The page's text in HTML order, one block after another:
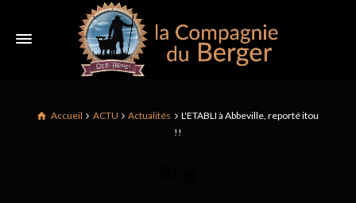
Accueil ACTU Actualités
L'ETABLI à Abbeville, reporté itou
!!